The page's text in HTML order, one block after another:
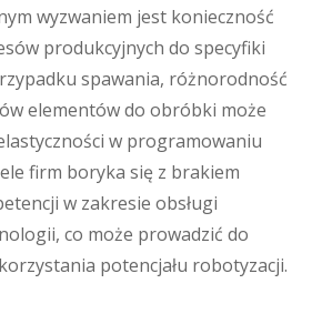
wyzwaniem jest konieczność
produkcyjnych do specyfiki
spawania, różnorodność
elementów do obróbki może
w programowaniu
firm boryka się z brakiem
w zakresie obsługi
co może prowadzić do
potencjału robotyzacji.